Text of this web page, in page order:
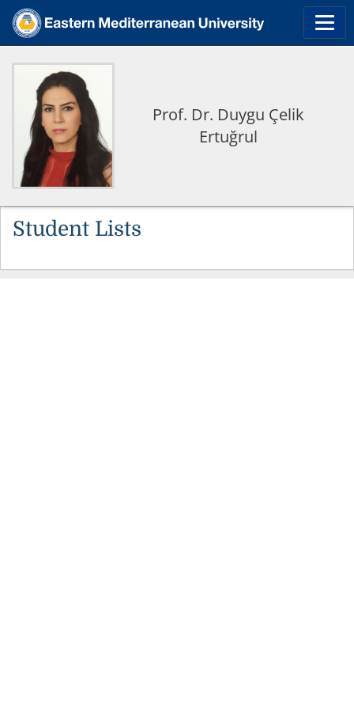
Prof. Dr. Duygu Çelik
Ertuğrul
Student Lists